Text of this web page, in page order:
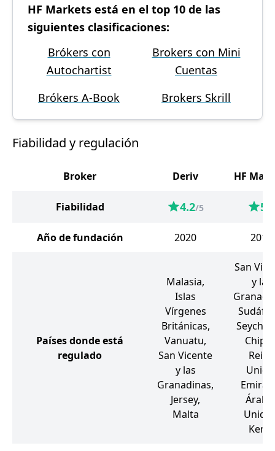
HF Markets está en el top 10 de las
siguientes clasificaciones:
Brókers con
Autochartist
Brokers con Mini
Cuentas
Brókers A-Book
Brokers Skrill
Fiabilidad y regulación
Broker Deriv HF
Fiabilidad 4.2/5 5
Año de fundación 2020 2010
Países donde está
regulado
Malasia,
Islas
Vírgenes
Británicas,
Vanuatu,
San Vicente
y las
Granadinas,
Jersey,
Malta
San
y las
Reino
Kenia